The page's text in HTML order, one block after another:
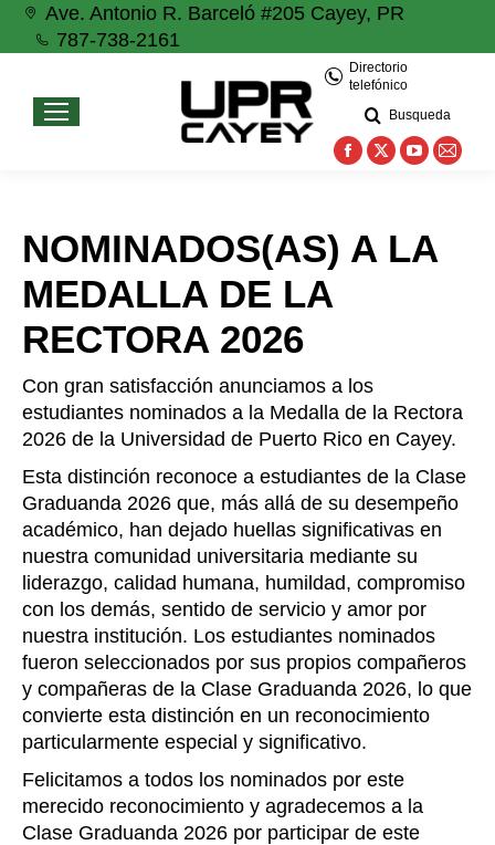
Ave. Antonio R. Barceló #205 Cayey, PR
787-738-2161
Directorio
telefónico
Busqueda
Facebook
in
X
YouTube
in
Mail
NOMINADOS(AS) A LA
MEDALLA DE LA
RECTORA 2026
Con gran satisfacción anunciamos a los
estudiantes nominados a la Medalla de la Rectora
2026 de la Universidad de Puerto Rico en Cayey.
Esta distinción reconoce a estudiantes de la Clase
Graduanda 2026 que, más allá de su desempeño
académico, han dejado huellas significativas en
nuestra comunidad universitaria mediante su
liderazgo, calidad humana, humildad, compromiso
con los demás, sentido de servicio y amor por
nuestra institución. Los estudiantes nominados
fueron seleccionados por sus propios compañeros
y compañeras de la Clase Graduanda 2026, lo que
convierte esta distinción en un reconocimiento
particularmente especial y significativo.
Felicitamos a todos los nominados por este
merecido reconocimiento y agradecemos a la
Clase Graduanda 2026 por participar de este